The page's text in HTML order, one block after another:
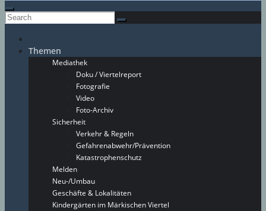
Themen
Mediathek
Doku / Viertelreport
Fotografie
Video
Foto-Archiv
Sicherheit
Verkehr & Regeln
Gefahrenabwehr/Prävention
Katastrophenschutz
Melden
Neu-/Umbau
Geschäfte & Lokalitäten
Kindergärten im Märkischen Viertel